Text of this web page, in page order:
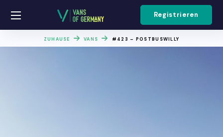
Registrieren
ZUHAUSE VANS #423 – POSTBUSWILLY